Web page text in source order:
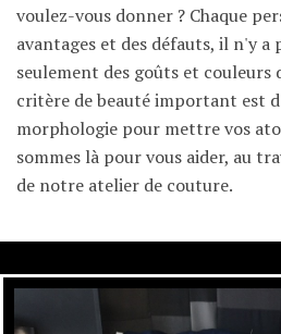
voulez-vous donner ? Chaque
avantages et des défauts, il n'y a
seulement des goûts et couleurs
critère de beauté important est
morphologie pour mettre vos
sommes là pour vous aider, au
de notre atelier de couture.